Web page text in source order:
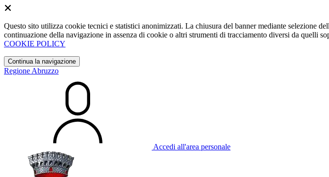
Questo sito utilizza cookie tecnici e statistici anonimizzati. La chiusura del banner mediante selezione
continuazione della navigazione in assenza di cookie o altri strumenti di tracciamento diversi da quelli
COOKIE POLICY
Continua la navigazione
Regione Abruzzo
Accedi all'area personale